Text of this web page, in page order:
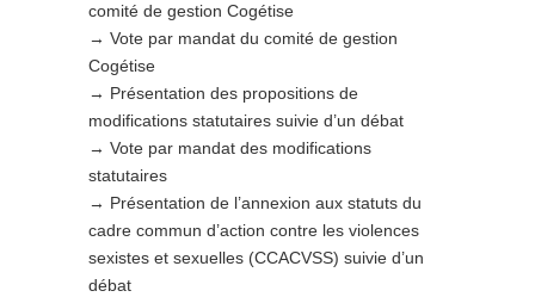
comité de gestion Cogétise
→ Vote par mandat du comité de gestion
Cogétise
→ Présentation des propositions de
modifications statutaires suivie d’un débat
→ Vote par mandat des modifications
statutaires
→ Présentation de l’annexion aux statuts du
cadre commun d’action contre les violences
sexistes et sexuelles (CCACVSS) suivie d’un
débat